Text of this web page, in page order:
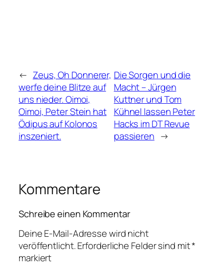
← Zeus, Oh Donnerer,
werfe deine Blitze auf
uns nieder. Oimoi,
Oimoi, Peter Stein hat
Ödipus auf Kolonos
inszeniert.
Die Sorgen und die
Macht – Jürgen
Kuttner und Tom
Kühnel lassen Peter
Hacks im DT Revue
passieren →
Kommentare
Schreibe einen Kommentar
Deine E-Mail-Adresse wird nicht
veröffentlicht.Erforderliche Felder sind mit*
markiert